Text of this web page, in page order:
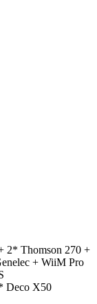
2* Thomson 270 +
+ WiiM Pro
Deco X50